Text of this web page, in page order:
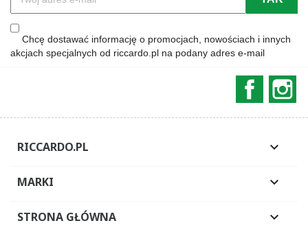
Chcę dostawać informację o promocjach, nowościach i innych
akcjach specjalnych od riccardo.pl na podany adres e-mail
RICCARDO.PL 
MARKI 
STRONA GŁÓWNA 